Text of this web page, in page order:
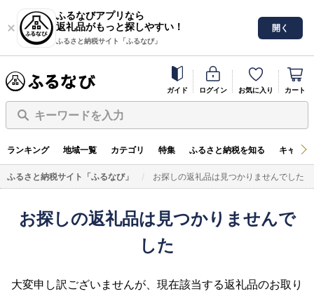
ふるなびアプリなら
返礼品がもっと探しやすい！
ふるさと納税サイト「ふるなび」
開く
ガイド ログイン お気に入り カート
キーワードを入力
ランキング 地域一覧 カテゴリ 特集 ふるさと納税を知る キャン
ふるさと納税サイト「ふるなび」 お探しの返礼品は見つかりませんでした
お探しの返礼品は見つかりませんで
した
大変申し訳ございませんが、現在該当する返礼品のお取り